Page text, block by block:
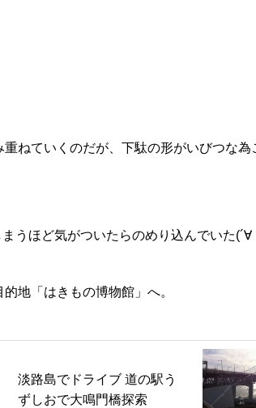
ねていくのだが、下駄の形がいびつな為
うほど気がついたらのめり込んでいた(´∀
的地 「はきもの博物館」 へ。
淡路島でドライブ 道の駅う
ずしおで大鳴門橋探索